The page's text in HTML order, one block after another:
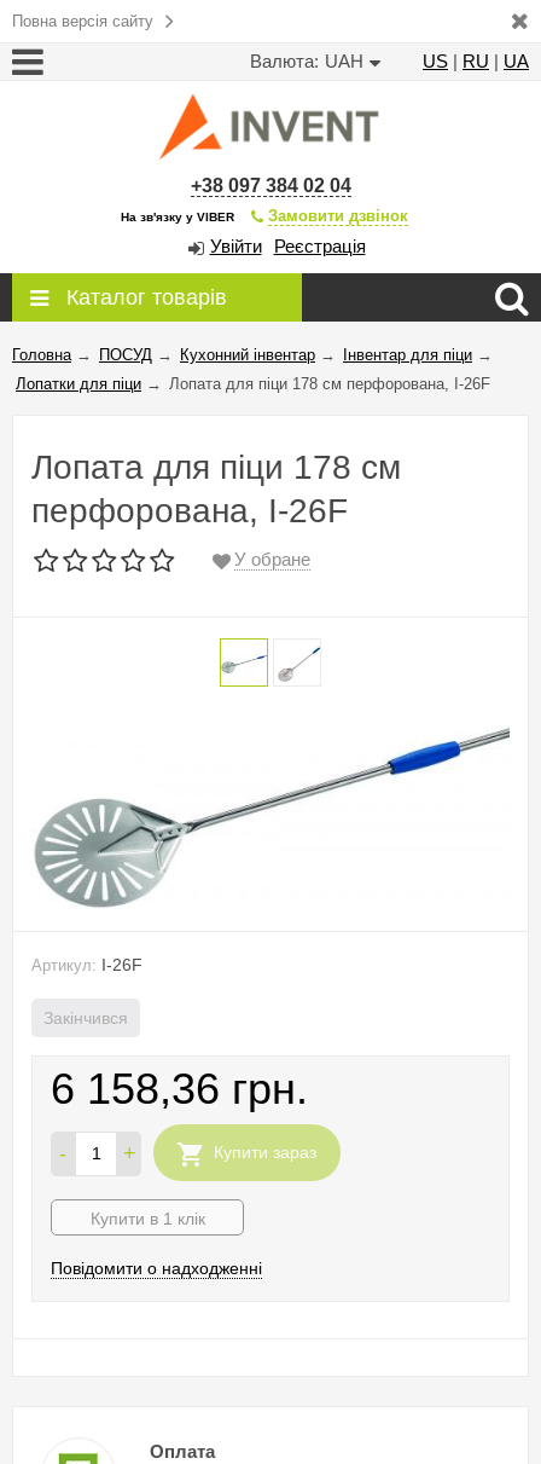
Повна версія сайту
Валюта: UAH US | RU | UA
+38 097 384 02 04
На зв'язку у VIBER Замовити дзвінок
Увійти Реєстрація
Каталог товарів
Головна → ПОСУД → Кухонний інвентар → Інвентар для піци →
Лопатки для піци → Лопата для піци 178 см перфорована, I-26F
Лопата для піци 178 см
перфорована, I-26F
У обране
Артикул: I-26F
Закінчився
6 158,36 грн.
- + Купити зараз
Купити в 1 клік
Повідомити о надходженні
Оплата